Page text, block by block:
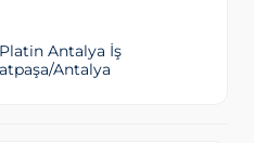
Antalya İş
Antalya